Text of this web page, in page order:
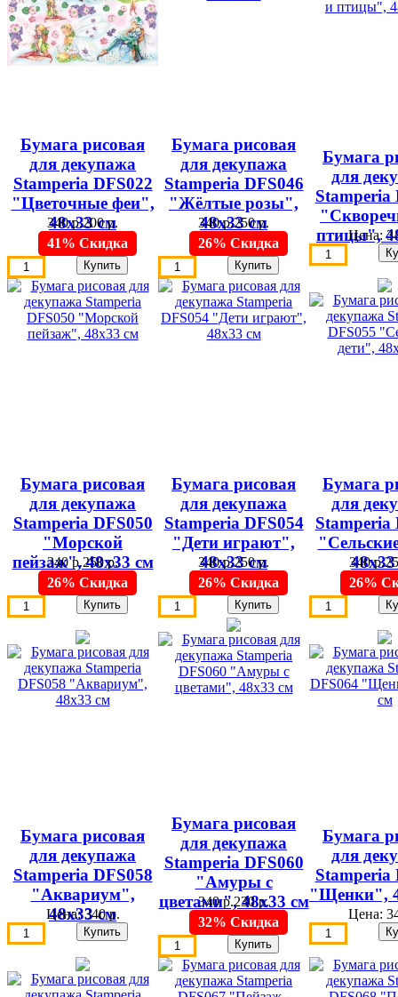
Бумага рисовая
для декупажа
Stamperia DFS022
"Цветочные феи",
48х33 см
340 р.200 р.
41% Скидка
Бумага рисовая
для декупажа
Stamperia DFS046
"Жёлтые розы",
48х33 см
340 р.250 р.
26% Скидка
Бумага
для
Stamperia
птицы",
Цена:
Бумага рисовая
для декупажа
Stamperia DFS050
"Морской
пейзаж", 48х33 см
340 р.250 р.
26% Скидка
Бумага рисовая
для декупажа
Stamperia DFS054
"Дети играют",
48х33 см
340 р.250 р.
26% Скидка
Бумага
для
Stamperia
340 р.
26%
Бумага рисовая
для декупажа
Stamperia DFS058
"Аквариум",
48х33 см
Цена:340 р.
Бумага рисовая
для декупажа
Stamperia DFS060
"Амуры с
цветами", 48х33 см
340 р.230 р.
32% Скидка
Бумага
для
Stamperia
"Щенки",
Цена: